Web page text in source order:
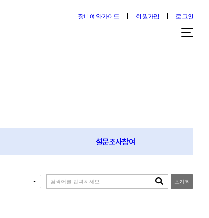
장비예약가이드 회원가입 로그인
설문조사참여
초기화